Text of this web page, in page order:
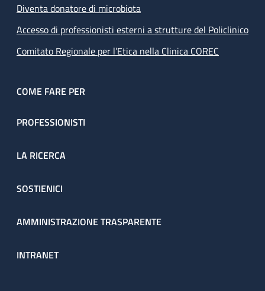
Diventa donatore di microbiota
Accesso di professionisti esterni a strutture del Policlinico
Comitato Regionale per l’Etica nella Clinica COREC
COME FARE PER
PROFESSIONISTI
LA RICERCA
SOSTIENICI
AMMINISTRAZIONE TRASPARENTE
INTRANET